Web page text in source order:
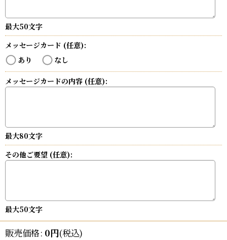
最大50文字
メッセージカード (任意):
あり
なし
メッセージカードの内容 (任意):
最大80文字
その他ご要望 (任意):
最大50文字
販売価格: 0円(税込)